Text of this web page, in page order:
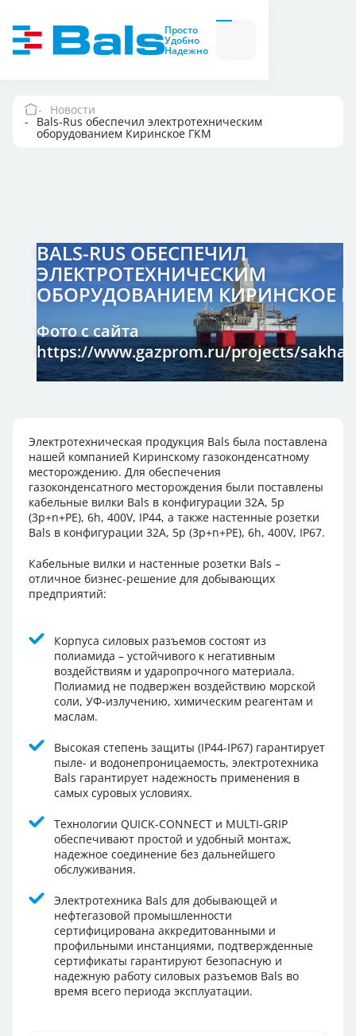
Просто
Удобно
Надежно
Вилки
и
розетки
модули
Вилки и розетки
Компания
Контакты
Новости
Bals-Rus обеспечил электротехническим
оборудованием Киринское ГКМ
BALS-RUS ОБЕСПЕЧИЛ
ЭЛЕКТРОТЕХНИЧЕСКИМ
ОБОРУДОВАНИЕМ КИРИНСКОЕ
Фото с сайта
https://www.gazprom.ru/projects/
Электротехническая продукция Bals была поставлена
нашей компанией Киринскому газоконденсатному
месторождению. Для обеспечения
газоконденсатного месторождения были поставлены
кабельные вилки Bals в конфигурации 32А, 5p
(3p+n+PE), 6h, 400V, IP44, а также настенные розетки
Bals в конфигурации 32A, 5p (3p+n+PE), 6h, 400V, IP67.
Кабельные вилки и настенные розетки Bals –
отличное бизнес-решение для добывающих
предприятий:
Корпуса силовых разъемов состоят из
полиамида – устойчивого к негативным
воздействиям и ударопрочного материала.
Полиамид не подвержен воздействию морской
соли, УФ-излучению, химическим реагентам и
маслам.
Высокая степень защиты (IP44-IP67) гарантирует
пыле- и водонепроницаемость, электротехника
Bals гарантирует надежность применения в
самых суровых условиях.
Технологии QUICK-CONNECT и MULTI-GRIP
обеспечивают простой и удобный монтаж,
надежное соединение без дальнейшего
обслуживания.
Электротехника Bals для добывающей и
нефтегазовой промышленности
сертифицирована аккредитованными и
профильными инстанциями, подтвержденные
сертификаты гарантируют безопасную и
надежную работу силовых разъемов Bals во
время всего периода эксплуатации.